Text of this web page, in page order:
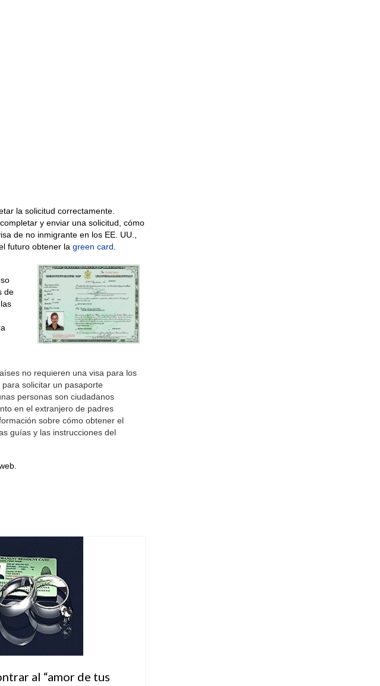
la solicitud correctamente.
y enviar una solicitud, cómo
de no inmigrante en los EE. UU.,
futuro obtener la green card
de
no requieren una visa para los
solicitar un pasaporte
personas son ciudadanos
en el extranjero de padres
sobre cómo obtener el
guías y las instrucciones del
al “amor de tus